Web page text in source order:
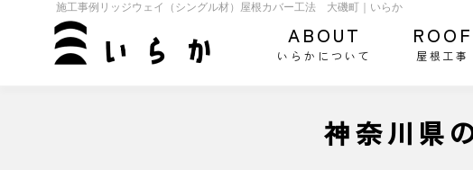
施工事例リッジウェイ（シングル材）屋根カバー工法 大磯町｜いらか
ABOUT
いらかについて
ROOF
屋根工事
神奈川県